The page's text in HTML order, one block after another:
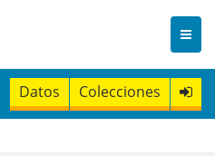
Datos Colecciones